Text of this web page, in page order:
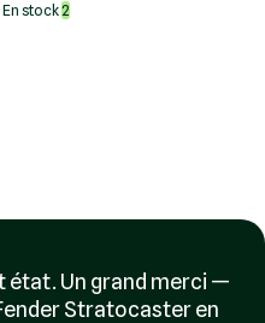
En stock2
état. Un grand merci —
Stratocaster en